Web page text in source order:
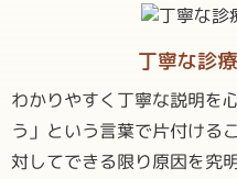
丁寧な診
わかりやすく丁寧な説明を
う」という言葉で片付ける
対してできる限り原因を究